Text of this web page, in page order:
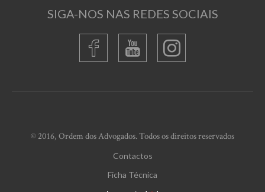
SIGA-NOS NAS REDES SOCIAIS
© 2016, Ordem dos Advogados. Todos os direitos reservados
Contactos
Ficha Técnica